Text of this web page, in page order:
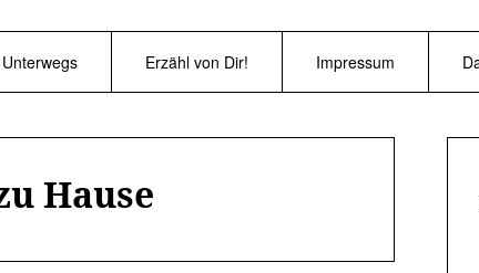
Unterwegs Erzähl von Dir! Impressum
Hause